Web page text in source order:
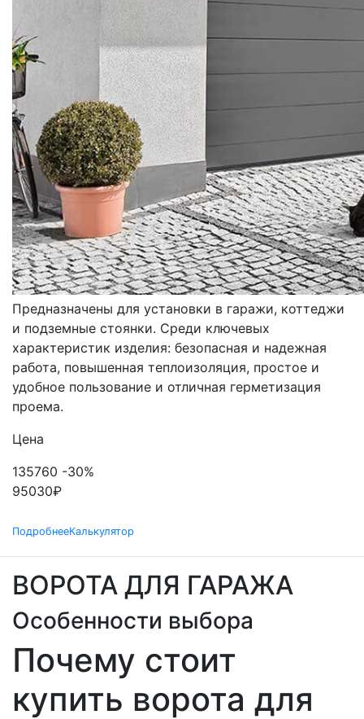
ВОРОТА
ГАРАЖНЫЕ
Предназначены для установки в гаражи, коттеджи
и подземные стоянки. Среди ключевых
характеристик изделия: безопасная и надежная
работа, повышенная теплоизоляция, простое и
удобное пользование и отличная герметизация
проема.
Цена
135760 -30%
95030₽
ПодробнееКалькулятор
ВОРОТА ДЛЯ ГАРАЖА
Особенности выбора
Почему стоит
купить ворота для